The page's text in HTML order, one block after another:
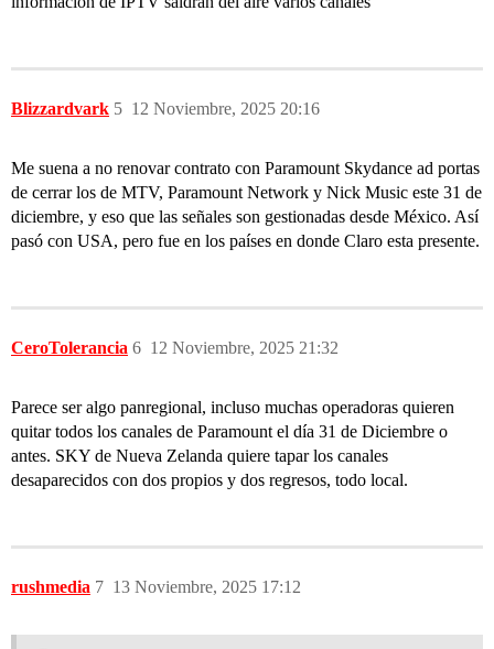
Blizzardvark 12 Noviembre, 2025 20:16
5
Me suena a no renovar contrato con Paramount Skydance ad portas
de cerrar los de MTV, Paramount Network y Nick Music este 31 de
diciembre, y eso que las señales son gestionadas desde México. Así
pasó con USA, pero fue en los países en donde Claro esta presente.
CeroTolerancia 12 Noviembre, 2025 21:32
6
Parece ser algo panregional, incluso muchas operadoras quieren
quitar todos los canales de Paramount el día 31 de Diciembre o
antes. SKY de Nueva Zelanda quiere tapar los canales
desaparecidos con dos propios y dos regresos, todo local.
rushmedia 13 Noviembre, 2025 17:12
7